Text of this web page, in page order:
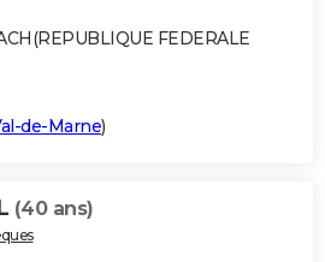
FEDERALE
de-Marne)
(40 ans)